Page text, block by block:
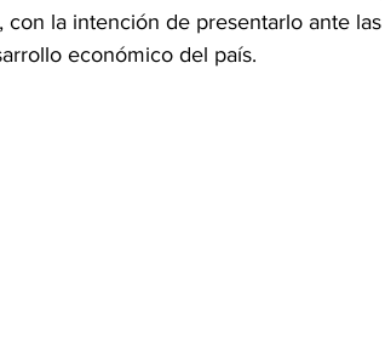
la intención de presentarlo ante las
económico del país.